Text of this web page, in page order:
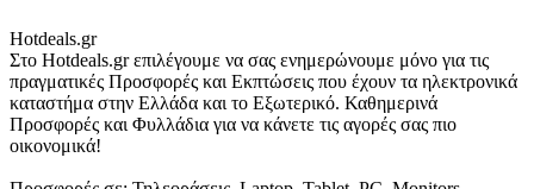
Hotdeals.gr
Στο Hotdeals.gr επιλέγουμε να σας ενημερώνουμε μόνο για τις
πραγματικές Προσφορές και Εκπτώσεις που έχουν τα ηλεκτρονικά
καταστήμα στην Ελλάδα και το Εξωτερικό. Καθημερινά
Προσφορές και Φυλλάδια για να κάνετε τις αγορές σας πιο
οικονομικά!